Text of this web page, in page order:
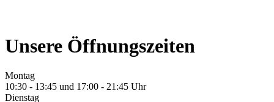
Unsere Öffnungszeiten
Montag
10:30 - 13:45 und 17:00 - 21:45 Uhr
Dienstag